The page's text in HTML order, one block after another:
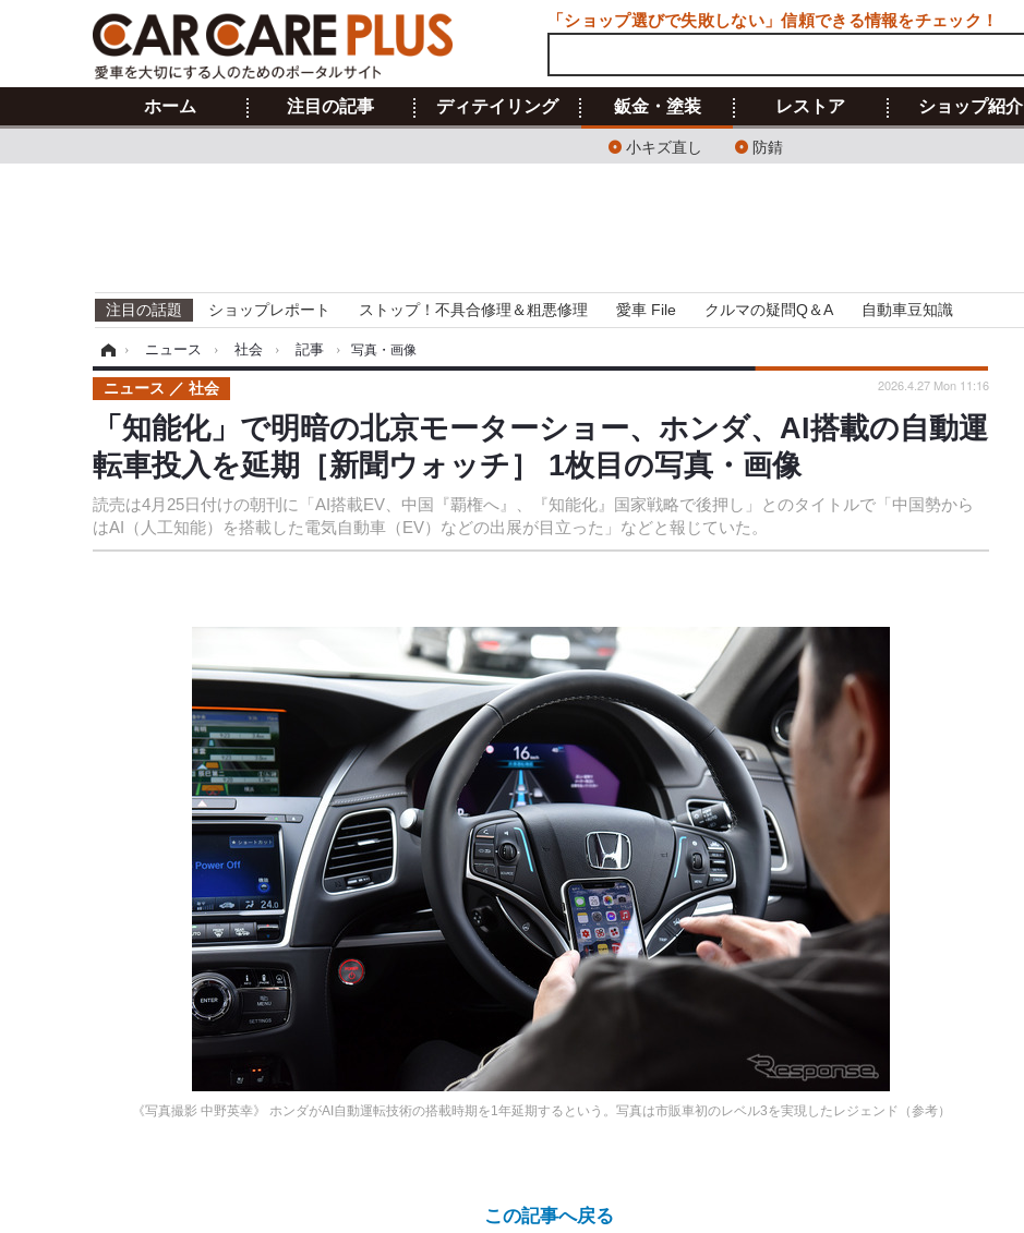
ホーム 注目の記事 ディテイリング 鈑金・塗装
小キズ直し 防錆
レストア ショップ紹介
注目の話題 ショップレポート ストップ！不具合修理＆粗悪修理 愛車 File クルマの疑問Q＆A 自動車豆知識
› ニュース › 社会 › 記事 › 写真・画像
「知能化」で明暗の北京モーターショー、ホンダ、AI搭載の自動運
転車投入を延期［新聞ウォッチ］ 1枚目の写真・画像
読売は4月25日付けの朝刊に「AI搭載EV、中国『覇権へ』、『知能化』国家戦略で後押し」とのタイトルで「中国勢から
はAI（人工知能）を搭載した電気自動車（EV）などの出展が目立った」などと報じていた。
ニュース 社会 2026.4.27 Mon 11:16
《写真撮影 中野英幸》 ホンダがAI自動運転技術の搭載時期を1年延期するという。写真は市販車初のレベル3を実現したレジェンド（参考）
この記事へ戻る
「ショップ選びで失敗しない」信頼できる情報をチェック！